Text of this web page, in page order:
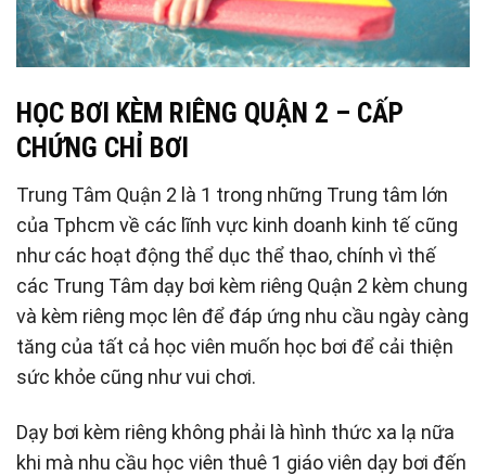
HỌC BƠI KÈM RIÊNG QUẬN 2 – CẤP
CHỨNG CHỈ BƠI
Trung Tâm Quận 2 là 1 trong những Trung tâm lớn
của Tphcm về các lĩnh vực kinh doanh kinh tế cũng
như các hoạt động thể dục thể thao, chính vì thế
các Trung Tâm dạy bơi kèm riêng Quận 2 kèm chung
và kèm riêng mọc lên để đáp ứng nhu cầu ngày càng
tăng của tất cả học viên muốn học bơi để cải thiện
sức khỏe cũng như vui chơi.
Dạy bơi kèm riêng không phải là hình thức xa lạ nữa
khi mà nhu cầu học viên thuê 1 giáo viên dạy bơi đến